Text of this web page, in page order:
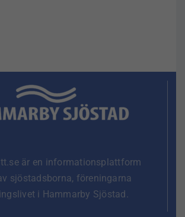
är en informationsplattform
sjöstadsborna, föreningarna
i Hammarby Sjöstad.